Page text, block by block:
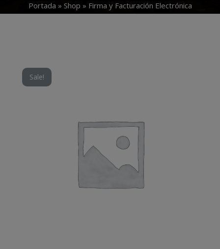
Portada » Shop » Firma y Facturación Electrónica
Sale!